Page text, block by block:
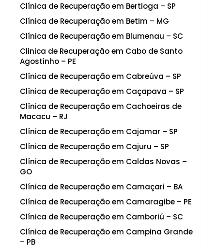
Clínica de Recuperação em Bertioga – SP
Clínica de Recuperação em Betim – MG
Clínica de Recuperação em Blumenau – SC
Clinica de Recuperação em Cabo de Santo
Agostinho – PE
Clínica de Recuperação em Cabreúva – SP
Clínica de Recuperação em Caçapava – SP
Clínica de Recuperação em Cachoeiras de
Macacu – RJ
Clínica de Recuperação em Cajamar – SP
Clínica de Recuperação em Cajuru – SP
Clínica de Recuperação em Caldas Novas –
GO
Clínica de Recuperação em Camaçari – BA
Clínica de Recuperação em Camaragibe – PE
Clínica de Recuperação em Camboriú – SC
Clínica de Recuperação em Campina Grande
– PB